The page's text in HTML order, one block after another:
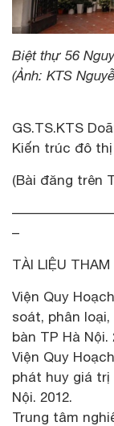
Biệt thự 56
(Ảnh: KTS
GS.TS.KTS
Kiến trúc đô thị
(Bài đăng trên
–
TÀI LIỆU THAM
Viện Quy
soát, phân
bàn TP Hà Nội.
Viện Quy
phát huy giá trị
Nội. 2012.
Trung tâm